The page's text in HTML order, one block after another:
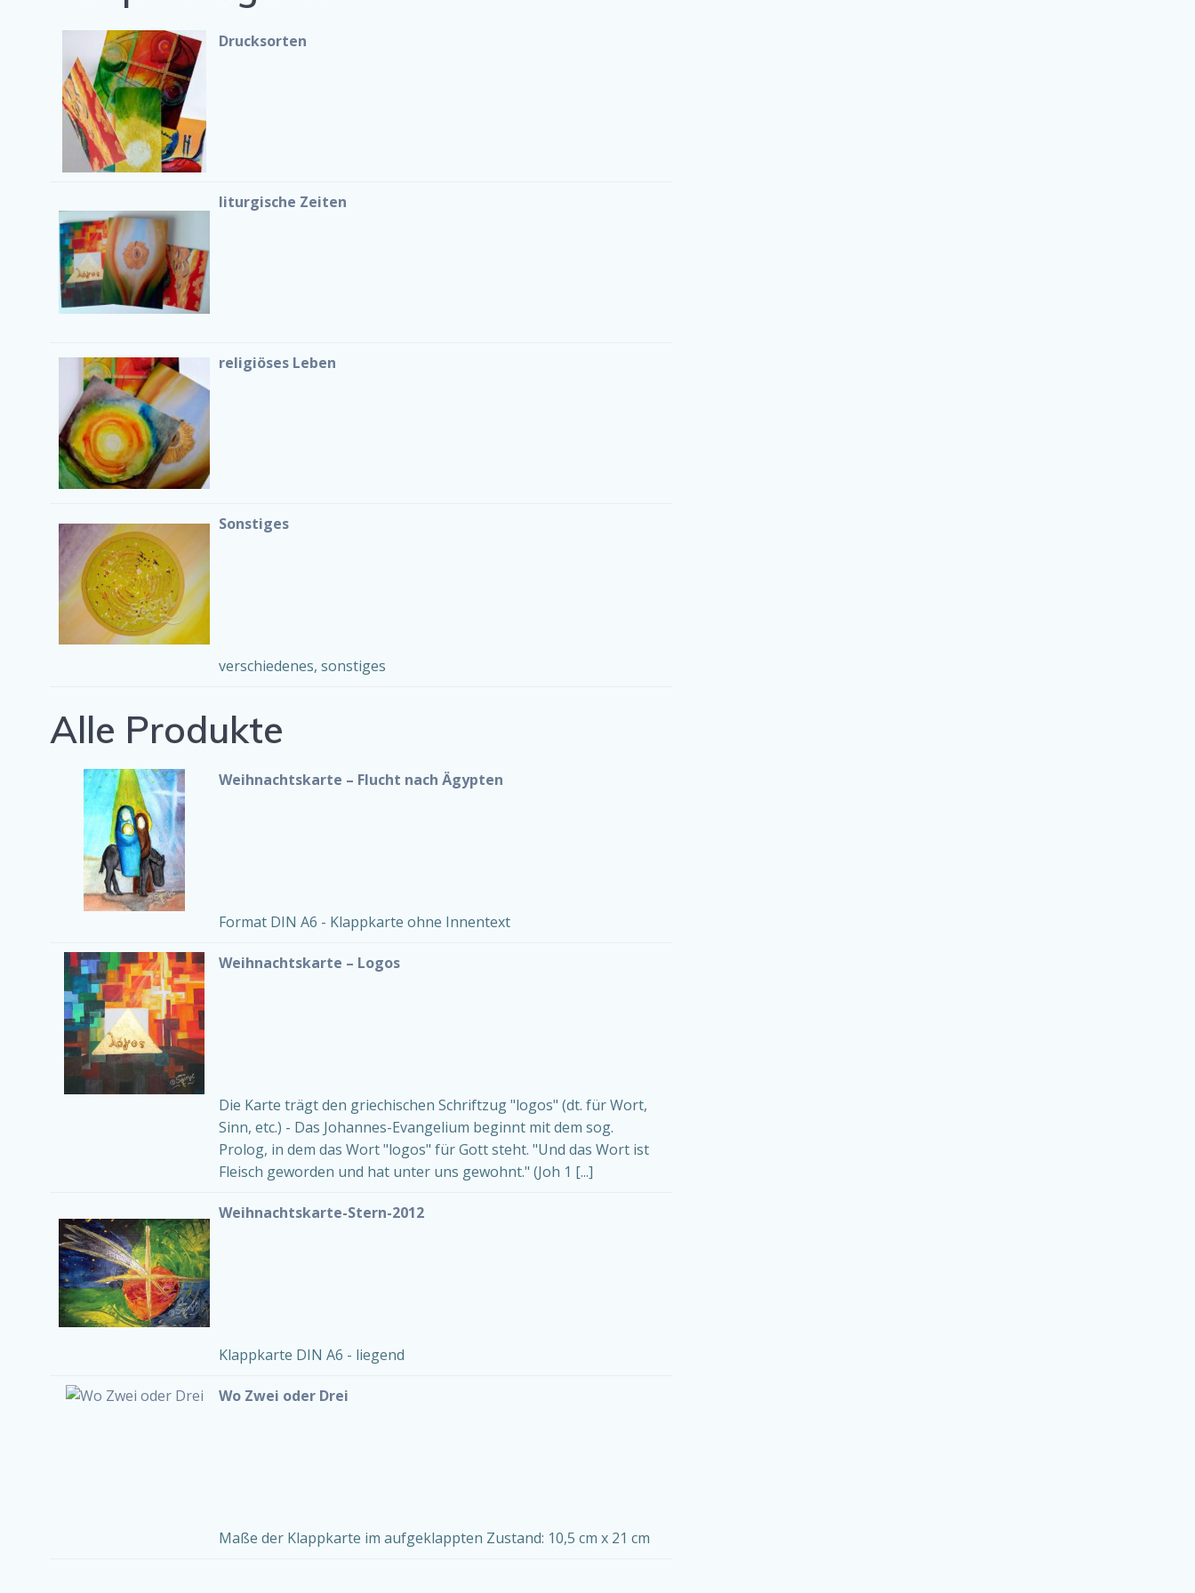
Drucksorten
liturgische Zeiten
religiöses Leben
Sonstiges
verschiedenes, sonstiges
Alle Produkte
Weihnachtskarte – Flucht nach Ägypten
Format DIN A6 - Klappkarte ohne Innentext
Weihnachtskarte – Logos
Die Karte trägt den griechischen Schriftzug "logos" (dt. für Wort,
Sinn, etc.) - Das Johannes-Evangelium beginnt mit dem sog.
Prolog, in dem das Wort "logos" für Gott steht. "Und das Wort ist
Fleisch geworden und hat unter uns gewohnt." (Joh 1 [...]
Weihnachtskarte-Stern-2012
Klappkarte DIN A6 - liegend
Wo Zwei oder Drei
Maße der Klappkarte im aufgeklappten Zustand: 10,5 cm x 21 cm